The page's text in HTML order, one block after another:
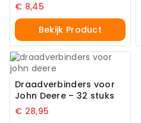
€ 8,45
Bekijk Product
Draadverbinders voor
John Deere – 32 stuks
€ 28,95